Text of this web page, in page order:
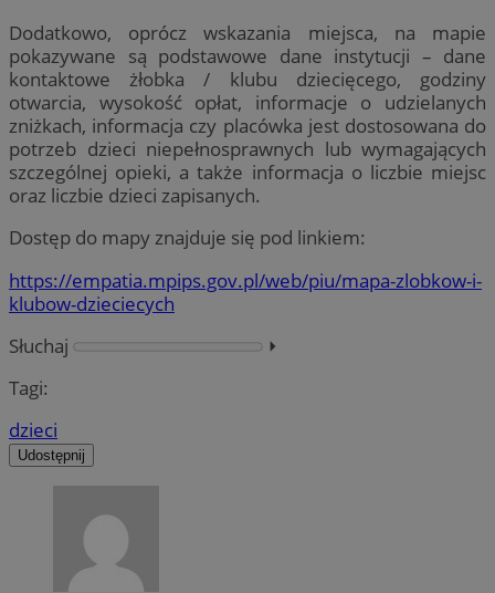
Dodatkowo, oprócz wskazania miejsca, na mapie
pokazywane są podstawowe dane instytucji – dane
kontaktowe żłobka / klubu dziecięcego, godziny
otwarcia, wysokość opłat, informacje o udzielanych
zniżkach, informacja czy placówka jest dostosowana do
potrzeb dzieci niepełnosprawnych lub wymagających
szczególnej opieki, a także informacja o liczbie miejsc
oraz liczbie dzieci zapisanych.
Dostęp do mapy znajduje się pod linkiem:
https://empatia.mpips.gov.pl/web/piu/mapa-zlobkow-i-
klubow-dzieciecych
Słuchaj
⏵︎
Tagi:
dzieci
Udostępnij